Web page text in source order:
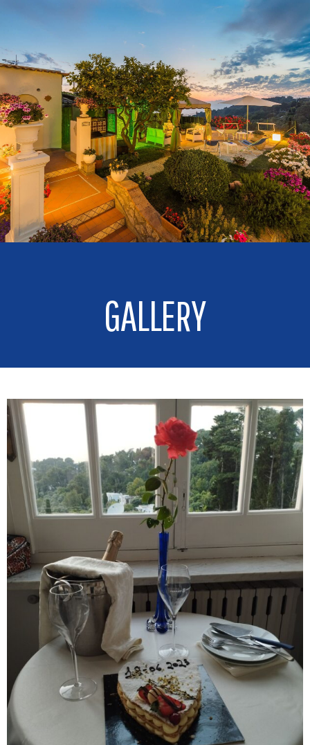
GALLERY